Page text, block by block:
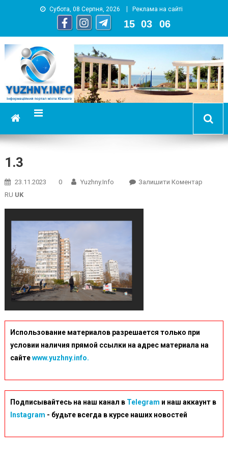
Субота, 08 Серпня, 2026 Реклама на сайті
15 03 07
YUZHNY.INFO
информационный портал города Южный
1.3
23.11.2023 0 Yuzhny.info Залишити КоментарOn
RU UK
Использование материалов разрешается только при
условии наличия прямой ссылки на адрес материала на
сайтеwww.yuzhny.info.
Подписывайтесь на наш канал в Telegram и наш аккаунт в
Instagram - будьте всегда в курсе наших новостей